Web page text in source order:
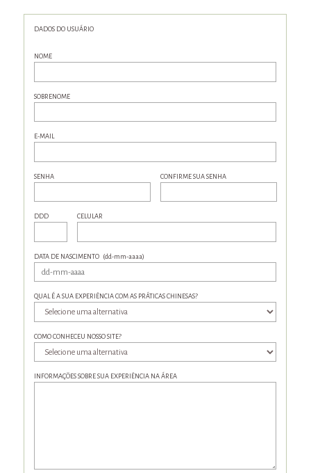
DADOS DO USUÁRIO
NOME
SOBRENOME
E-MAIL
SENHA CONFIRME SUA SENHA
DDD CELULAR
DATA DE NASCIMENTO (dd-mm-aaaa)
QUAL É A SUA EXPERIÊNCIA COM AS PRÁTICAS CHINESAS?
COMO CONHECEU NOSSO SITE?
INFORMAÇÕES SOBRE SUA EXPERIÊNCIA NA ÁREA